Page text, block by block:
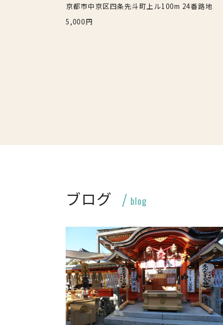
京都市中京区四条先斗町上ル100m 24番路地
5,000円
ブログ blog